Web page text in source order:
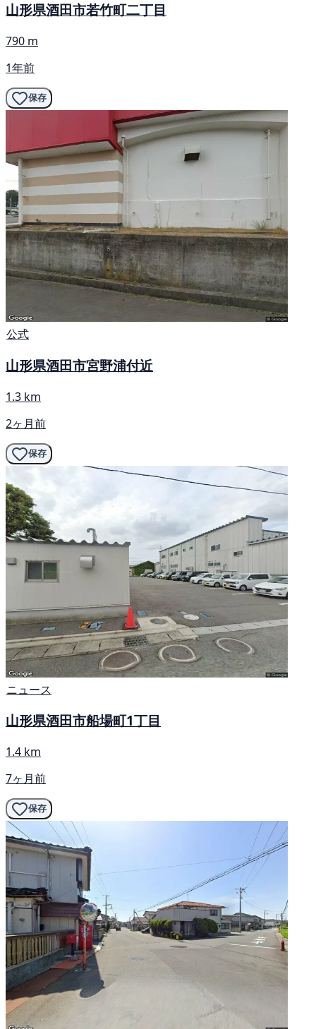
山形県酒田市若竹町二丁目
790 m
1年前
保存
公式
山形県酒田市宮野浦付近
1.3 km
2ヶ月前
保存
ニュース
山形県酒田市船場町1丁目
1.4 km
7ヶ月前
保存